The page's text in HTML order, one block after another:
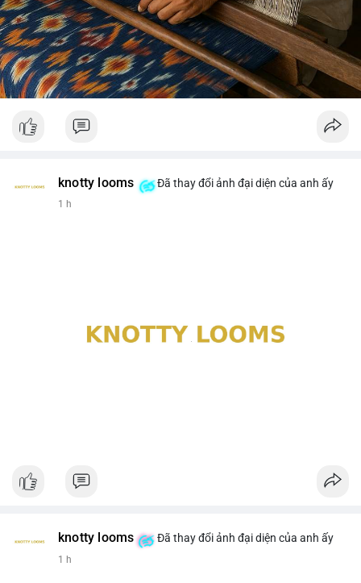
knotty looms Đã thay đổi ảnh đại diện của anh ấy
1 h
knotty looms Đã thay đổi ảnh đại diện của anh ấy
1 h